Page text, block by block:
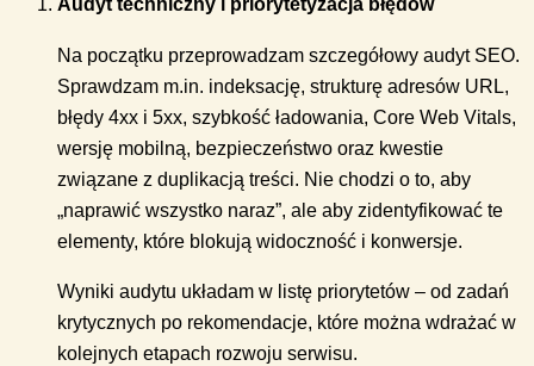
Na początku przeprowadzam szczegółowy audyt SEO.
Sprawdzam m.in. indeksację, strukturę adresów URL,
błędy 4xx i 5xx, szybkość ładowania, Core Web Vitals,
wersję mobilną, bezpieczeństwo oraz kwestie
związane z duplikacją treści. Nie chodzi o to, aby
„naprawić wszystko naraz”, ale aby zidentyfikować te
elementy, które blokują widoczność i konwersje.
Wyniki audytu układam w listę priorytetów – od zadań
krytycznych po rekomendacje, które można wdrażać w
kolejnych etapach rozwoju serwisu.